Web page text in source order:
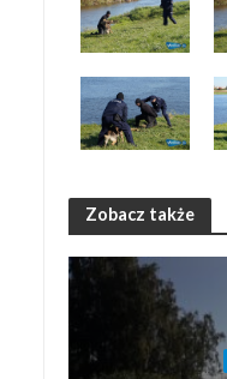
Zobacz także